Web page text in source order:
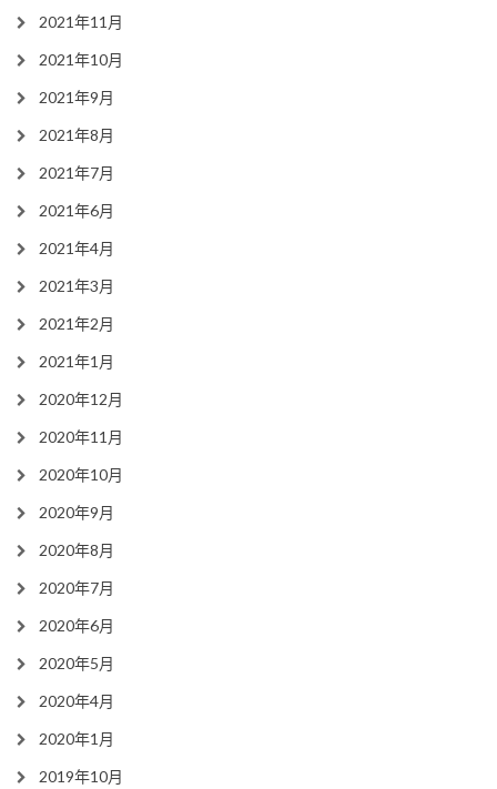
2021年11月
2021年10月
2021年9月
2021年8月
2021年7月
2021年6月
2021年4月
2021年3月
2021年2月
2021年1月
2020年12月
2020年11月
2020年10月
2020年9月
2020年8月
2020年7月
2020年6月
2020年5月
2020年4月
2020年1月
2019年10月